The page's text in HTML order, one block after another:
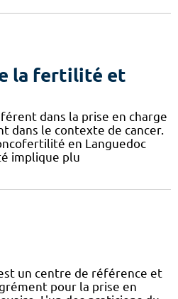
la fertilité et
dans la prise en charge
dans le contexte de cancer.
en Languedoc
implique plu
un centre de référence et
pour la prise en